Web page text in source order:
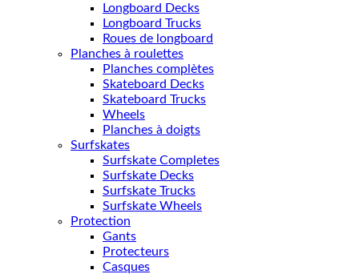
Longboard Decks
Longboard Trucks
Roues de longboard
Planches à roulettes
Planches complètes
Skateboard Decks
Skateboard Trucks
Wheels
Planches à doigts
Surfskates
Surfskate Completes
Surfskate Decks
Surfskate Trucks
Surfskate Wheels
Protection
Gants
Protecteurs
Casques